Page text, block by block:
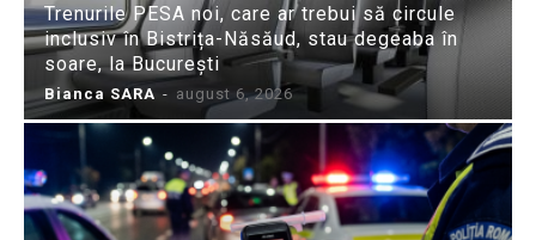
Trenurile PESA noi, care ar trebui să circule
inclusiv în Bistrița-Năsăud, stau degeaba în
soare, la București
Bianca SARA - august 6, 2026